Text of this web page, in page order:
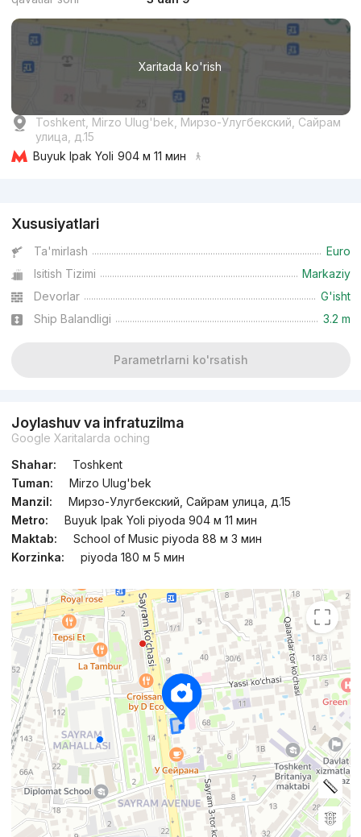
Xaritada ko'rish
Toshkent, Mirzo Ulug'bek, Мирзо-Улугбекский, Сайрам
улица, д.15
Buyuk Ipak Yoli 904 м 11 мин
Xususiyatlari
Ta'mirlash
Euro
Isitish Tizimi
Markaziy
Devorlar
G'isht
Ship Balandligi
3.2 m
Parametrlarni ko'rsatish
Joylashuv va infratuzilma
Google Xaritalarda oching
Shahar:
Toshkent
Tuman:
Mirzo Ulug'bek
Manzil:
Мирзо-Улугбекский, Сайрам улица, д.15
Metro:
Buyuk Ipak Yoli piyoda 904 м 11 мин
Maktab:
School of Music piyoda 88 м 3 мин
Korzinka:
piyoda 180 м 5 мин